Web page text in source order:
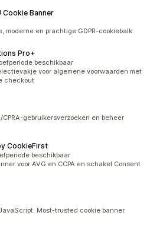
Cookie Banner
moderne en prachtige GDPR-cookiebalk.
Pro+
beschikbaar
voor algemene voorwaarden met
checkout
CPRA-gebruikersverzoeken en beheer
CookieFirst
beschikbaar
voor AVG en CCPA en schakel Consent
Most-trusted cookie banner.